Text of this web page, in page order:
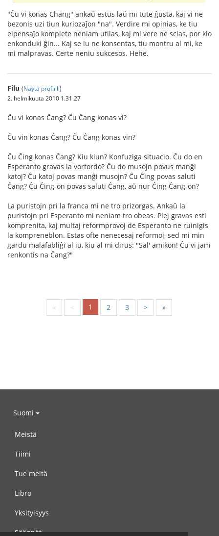
"Ĉu vi konas Chang" ankaŭ estus laŭ mi tute ĝusta, kaj vi ne
bezonis uzi tiun kuriozaĵon "na". Verdire mi opinias, ke tiu
elpensaĵo komplete neniam utilas, kaj mi vere ne scias, por kio
enkonduki ĝin... Kaj se iu ne konsentas, tiu montru al mi, ke
mi malpravas. Certe neniu sukcesos. Hehe.
Filu (Näytä profiilli)
2. helmikuuta 2010 1.31.27
Ĉu vi konas Ĉang? Ĉu Ĉang konas vi?
Ĉu vin konas Ĉang? Ĉu Ĉang konas vin?
Ĉu Ĉing konas Ĉang? Kiu kiun? Konfuziga situacio. Ĉu do en
Esperanto gravas la vortordo? Ĉu do musojn povus manĝi
katoj? Ĉu katoj povas manĝi musojn? Ĉu Ĉing povas saluti
Ĉang? Ĉu Ĉing-on povas saluti Ĉang, aŭ nur Ĉing Ĉang-on?
La puristojn pri la franca mi ne tro prizorgas. Ankaŭ la
puristojn pri Esperanto mi neniam tro obeas. Plej gravas esti
komprenita, kaj multaj reformprovoj de Esperanto ne ruinigis
la kompreneblon. Estas ofte nenecesaj reformoj, sed mi min
gardu malafabliĝi al iu, kiu al mi dirus: "Sal' amikon! Ĉu vi jam
renkontis na Ĉang?"
« < 1 2 3 > »
Suomi
Meistä
Tiimi
Tue meitä
Libro
Yksityisyys
Säännöt